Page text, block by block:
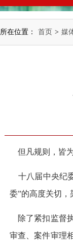
所在位置： 首页 > 媒
但凡规则，皆为
十八届中央纪
委”的高度关切，
除了紧扣监督
审查、案件审理